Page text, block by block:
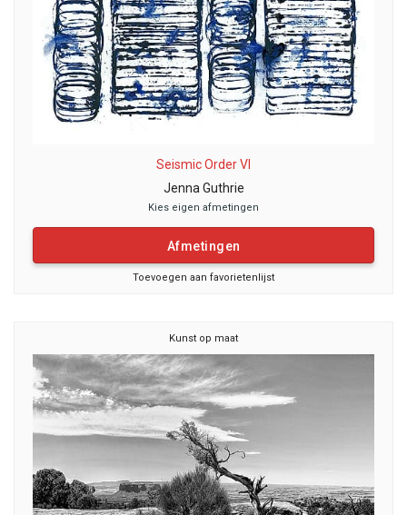
Seismic Order VI
Jenna Guthrie
Kies eigen afmetingen
Afmetingen
Toevoegen aan favorietenlijst
Kunst op maat